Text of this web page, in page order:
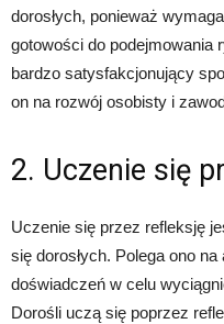
dorosłych, ponieważ
gotowości do podejmowania
bardzo satysfakcjonujący
on na rozwój osobisty i
2. Uczenie się
Uczenie się przez refleksję
się dorosłych. Polega ono
doświadczeń w celu
Dorośli uczą się poprzez